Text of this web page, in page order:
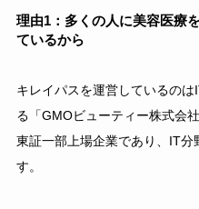
理由1：多くの人に美容医療
ているから
キレイパスを運営しているの
る「GMOビューティー株式会
東証一部上場企業であり、IT分
す。